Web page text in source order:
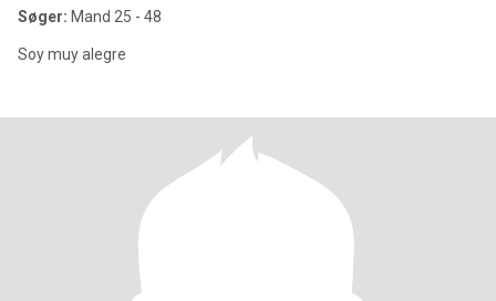
Søger: Mand 25 - 48
Soy muy alegre